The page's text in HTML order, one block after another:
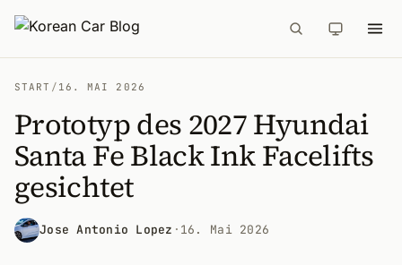
START / 16. MAI 2026
Prototyp des 2027 Hyundai
Santa Fe Black Ink Facelifts
gesichtet
Jose Antonio Lopez · 16. Mai 2026